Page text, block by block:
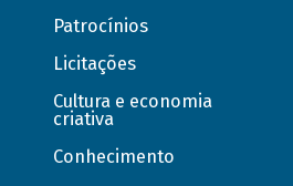
Patrocínios
Licitações
Cultura e economia
criativa
Conhecimento